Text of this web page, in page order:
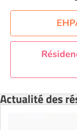
Recherche par
Actualité des